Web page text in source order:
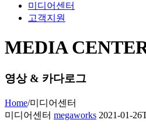
미디어센터
고객지원
MEDIA
영상 & 카다로그
Home/미디어센터
미디어센터 megaworks 2021-01-